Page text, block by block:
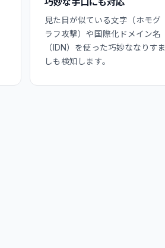
見た目が似ている文字（ホモグ
ラフ攻撃）や国際化ドメイン名
（IDN）を使った巧妙ななりすま
しも検知します。